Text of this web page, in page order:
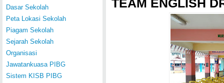
Dasar Sekolah
Peta Lokasi Sekolah
Piagam Sekolah
Sejarah Sekolah
Organisasi
Jawatankuasa PIBG
Sistem KISB PIBG